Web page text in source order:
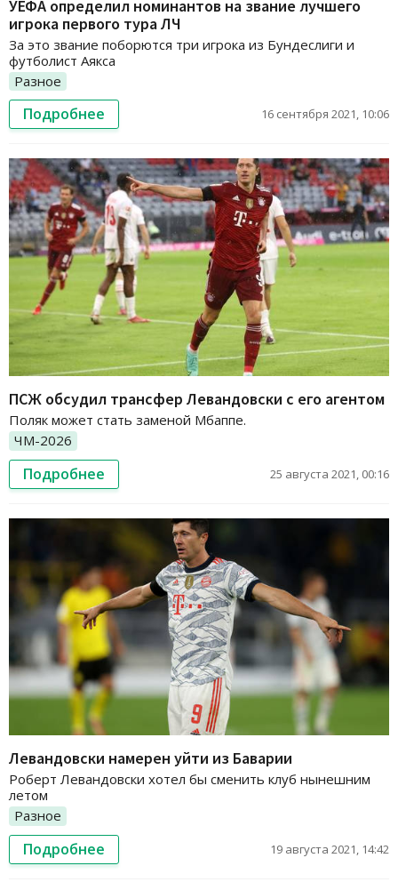
УЕФА определил номинантов на звание лучшего
игрока первого тура ЛЧ
За это звание поборются три игрока из Бундеслиги и
футболист Аякса
Разное
Подробнее 16 сентября 2021, 10:06
ПСЖ обсудил трансфер Левандовски с его агентом
Поляк может стать заменой Мбаппе.
ЧМ-2026
Подробнее 25 августа 2021, 00:16
Левандовски намерен уйти из Баварии
Роберт Левандовски хотел бы сменить клуб нынешним
летом
Разное
Подробнее 19 августа 2021, 14:42